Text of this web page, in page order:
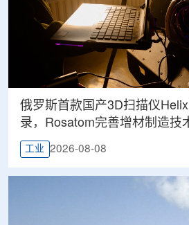
俄罗斯首款国产3D扫描仪
录，Rosatom完善增材制造技
工业 2026-08-08